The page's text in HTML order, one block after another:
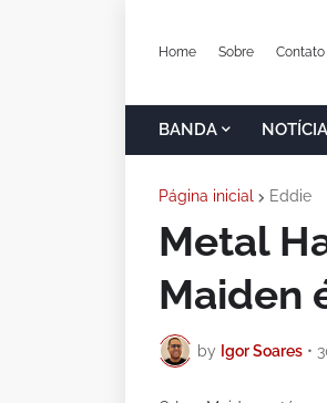
Home Sobre Contato
BANDA
Página inicial Eddie
Metal
Maiden
by Igor Soares •